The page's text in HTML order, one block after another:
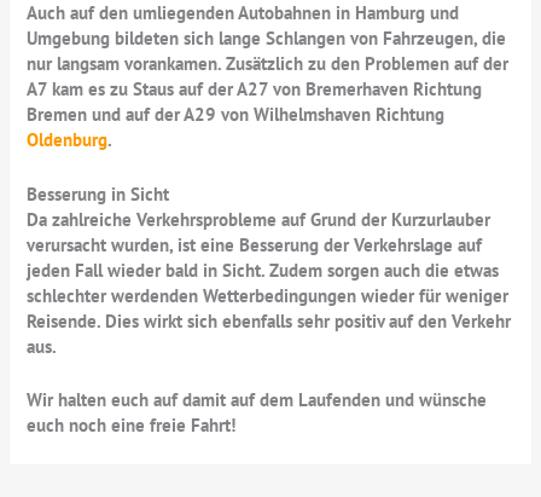
Auch auf den umliegenden Autobahnen in Hamburg und
Umgebung bildeten sich lange Schlangen von Fahrzeugen, die
nur langsam vorankamen. Zusätzlich zu den Problemen auf der
A7 kam es zu Staus auf der A27 von Bremerhaven Richtung
Bremen und auf der A29 von Wilhelmshaven Richtung
Oldenburg.
Besserung in Sicht
Da zahlreiche Verkehrsprobleme auf Grund der Kurzurlauber
verursacht wurden, ist eine Besserung der Verkehrslage auf
jeden Fall wieder bald in Sicht. Zudem sorgen auch die etwas
schlechter werdenden Wetterbedingungen wieder für weniger
Reisende. Dies wirkt sich ebenfalls sehr positiv auf den Verkehr
aus.
Wir halten euch auf damit auf dem Laufenden und wünsche
euch noch eine freie Fahrt!